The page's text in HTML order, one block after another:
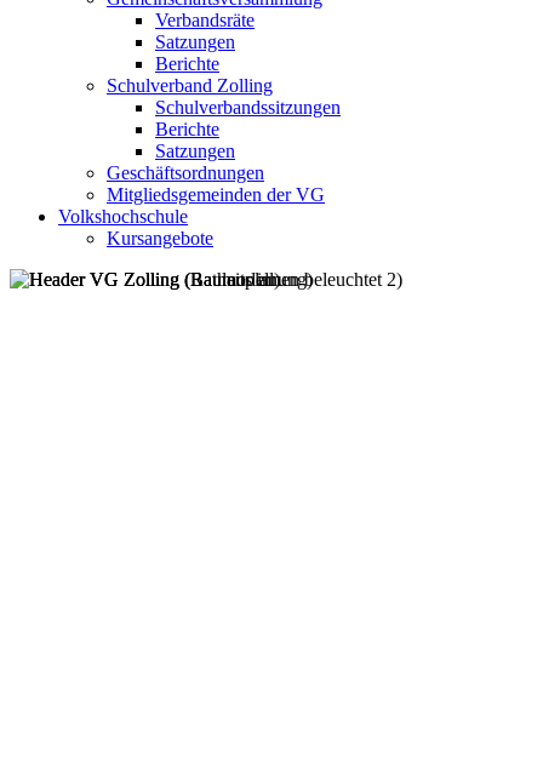
Verbandsräte
Satzungen
Berichte
Schulverband Zolling
Schulverbandssitzungen
Berichte
Satzungen
Geschäftsordnungen
Mitgliedsgemeinden der VG
Volkshochschule
Kursangebote